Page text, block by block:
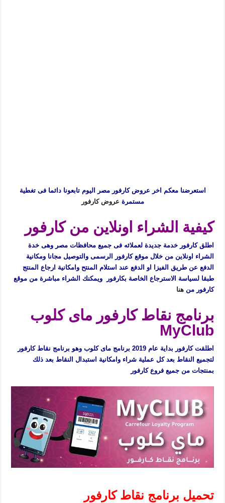
استعرضنا معكم اخر عروض كارفور مصر اليوم تابعونا دائما فى تغطية
مستمرة عروض كارفور
كيفية الشراء اونلاين من كارفور
اطلق كارفور خدمة جديدة لعملائه فى جميع محافظات مصر وهى خدة
الشراء اونلاين من خلال موقع كارفور الرسمى والتوصيل مجانا ومكانية
الدفع عن طريق الفيزا او الدفع عند استلام المنتح وامكانية ارجاع المنتج
طبقا لسياسة الاسترجاع الخاصة بكارفور ويمكنك الشراء مباشرة من موقع
كارفور من هنا
برنامج نقاط كارفور ماى كلوب
MyClub
اطلقت كارفور بداية عام 2019 برنامج ماى كلوب وهو برنامج نقاط كارفور
لتجميع النقاط بعد كل عملية شراء وامكانية استبدال النقاط بعد ذلك
بمنتجات من جميع فروع كارفور
تحميل برنامج نقاط كارفور